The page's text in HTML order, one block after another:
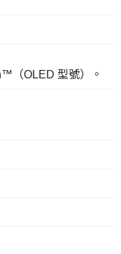
（OLED 型號）。